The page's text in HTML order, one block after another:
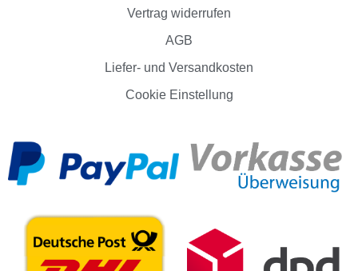
Vertrag widerrufen
AGB
Liefer- und Versandkosten
Cookie Einstellung